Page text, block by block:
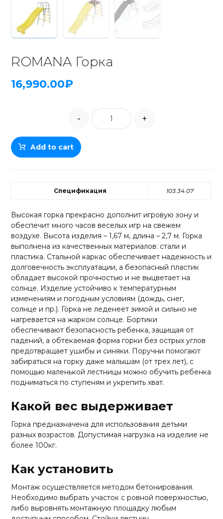
ROMANA Горка
16,990.00₽
- +
Add to cart
Спецификация 103.34.07
Высокая горка прекрасно дополнит игровую зону и
обеспечит много часов веселых игр на свежем
воздухе. Высота изделия – 1,67 м, длина – 2,7 м. Горка
выполнена из качественных материалов: стали и
пластика. Стальной каркас обеспечивает надежность и
долговечность эксплуатации, а безопасный пластик
обладает высокой прочностью и не выцветает на
солнце. Изделие устойчиво к температурным
изменениям и погодным условиям (дождь, снег,
солнце и пр.). Горка не леденеет зимой и сильно не
нагревается на жарком солнце. Бортики
обеспечивают безопасность ребенка, защищая от
падений, а обтекаемая форма горки без острых углов
предотвращает ушибы и синяки. Поручни помогают
забираться на горку даже малышам (от трех лет), с
помощью маленькой лестницы можно обучить ребенка
подниматься по ступеням и укрепить хват.
Какой вес выдерживает
Горка предназначена для использования детьми
разных возрастов. Допустимая нагрузка на изделие не
более 100кг.
Как установить
Монтаж осуществляется методом бетонирования.
Необходимо выбрать участок с ровной поверхностью,
либо выровнять монтажную площадку любым